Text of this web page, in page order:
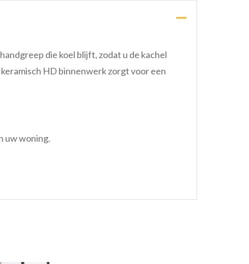
die koel blijft, zodat u de kachel
HD binnenwerk zorgt voor een
uw woning.